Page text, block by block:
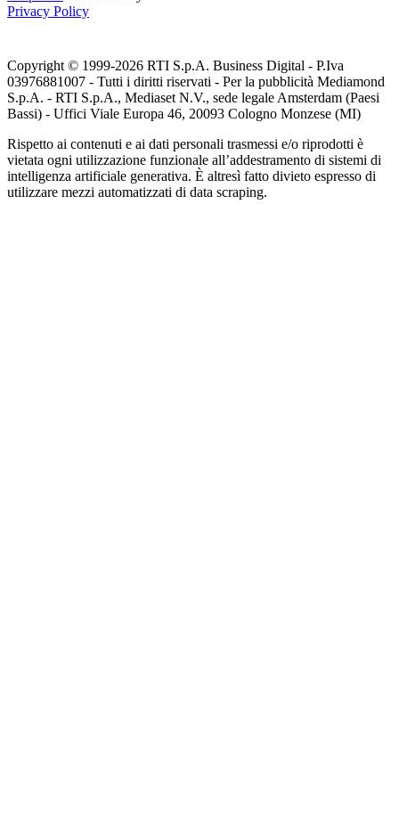
Privacy Policy
Copyright © 1999-2026 RTI S.p.A. Business Digital - P.Iva
03976881007 - Tutti i diritti riservati - Per la pubblicità Mediamond
S.p.A. - RTI S.p.A., Mediaset N.V., sede legale Amsterdam (Paesi
Bassi) - Uffici Viale Europa 46, 20093 Cologno Monzese (MI)
Rispetto ai contenuti e ai dati personali trasmessi e/o riprodotti è
vietata ogni utilizzazione funzionale all’addestramento di sistemi di
intelligenza artificiale generativa. È altresì fatto divieto espresso di
utilizzare mezzi automatizzati di data scraping.